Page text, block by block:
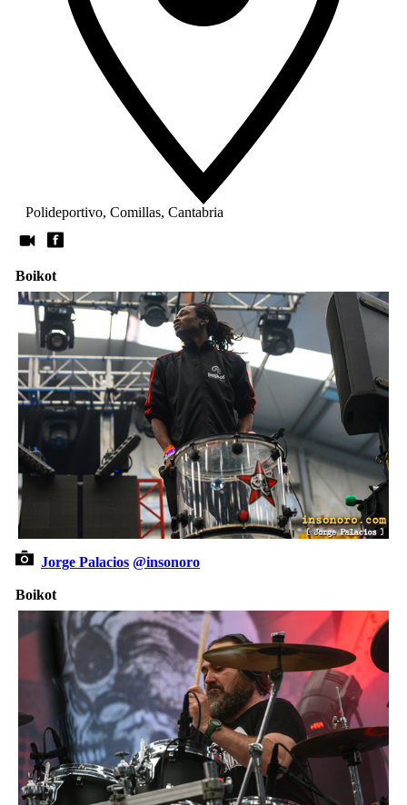
Polideportivo, Comillas, Cantabria
Boikot
Jorge Palacios @insonoro
Boikot